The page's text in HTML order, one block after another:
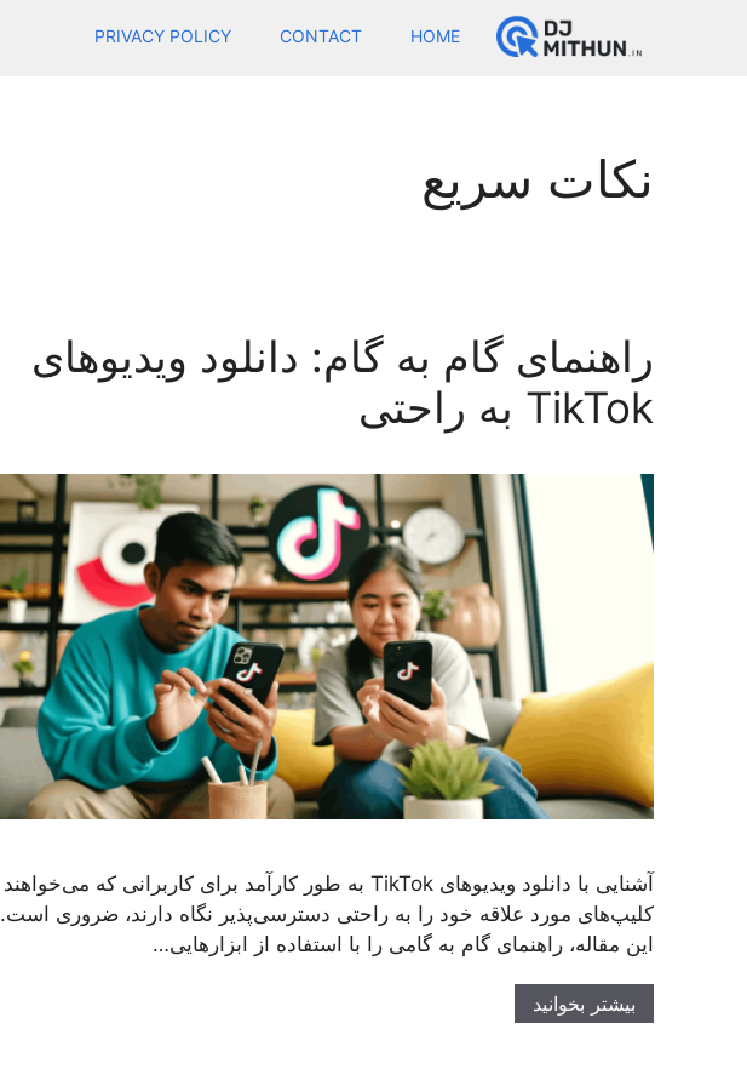
HOME
CONTACT
PRIVACY POLICY
نکات سریع
راهنمای گام به گام: دانلود ویدیوهای
TikTok به راحتی
آشنایی با دانلود ویدیوهای TikTok به طور کارآمد برای کاربرانی که می‌خواهند
کلیپ‌های مورد علاقه خود را به راحتی دسترسی‌پذیر نگاه دارند، ضروری است.
این مقاله، راهنمای گام به گامی را با استفاده از ابزارهایی…
بیشتر بخوانید